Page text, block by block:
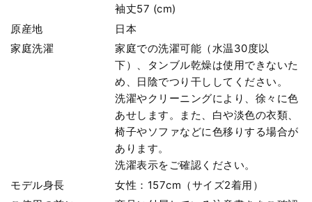
袖丈57 (cm)
原産地
日本
家庭洗濯
家庭での洗濯可能（水温30度以
下）、タンブル乾燥は使用できないた
め、日陰でつり干ししてください。
洗濯やクリーニングにより、徐々に色
あせします。また、白や淡色の衣類、
椅子やソファなどに色移りする場合が
あります。
洗濯表示をご確認ください。
モデル身長
女性：157cm（サイズ2着用）